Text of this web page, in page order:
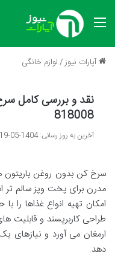
منو
آپارات نیوز/لوازم خانگی
818008
آخرین به روز رسانی: 1404-05-19
امکان تهیه انواع غذاها را
طراحی کاربرپسند و قابلیت
ارمغان می آورد و نیازهای
دهد.